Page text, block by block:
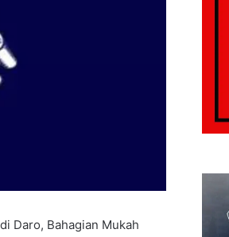
Daro, Bahagian Mukah